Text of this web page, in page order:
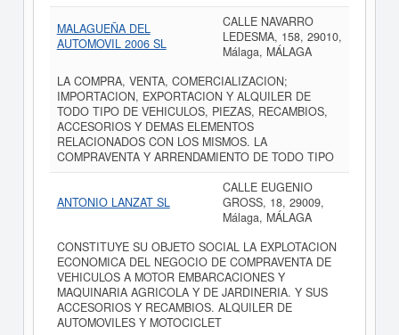
MALAGUEÑA DEL
AUTOMOVIL 2006 SL
CALLE NAVARRO
LEDESMA, 158, 29010,
Málaga, MÁLAGA
LA COMPRA, VENTA, COMERCIALIZACION;
IMPORTACION, EXPORTACION Y ALQUILER DE
TODO TIPO DE VEHICULOS, PIEZAS, RECAMBIOS,
ACCESORIOS Y DEMAS ELEMENTOS
RELACIONADOS CON LOS MISMOS. LA
COMPRAVENTA Y ARRENDAMIENTO DE TODO TIPO
ANTONIO LANZAT SL
CALLE EUGENIO
GROSS, 18, 29009,
Málaga, MÁLAGA
CONSTITUYE SU OBJETO SOCIAL LA EXPLOTACION
ECONOMICA DEL NEGOCIO DE COMPRAVENTA DE
VEHICULOS A MOTOR EMBARCACIONES Y
MAQUINARIA AGRICOLA Y DE JARDINERIA. Y SUS
ACCESORIOS Y RECAMBIOS. ALQUILER DE
AUTOMOVILES Y MOTOCICLET